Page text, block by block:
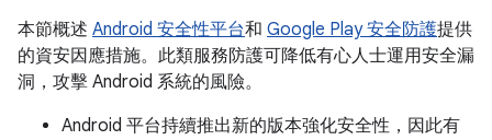
本節概述 Android 安全性平台和 Google Play 安全防護提供
的資安因應措施。此類服務防護可降低有心人士運用安全漏
洞，攻擊 Android 系統的風險。
Android 平台持續推出新的版本強化安全性，因此有